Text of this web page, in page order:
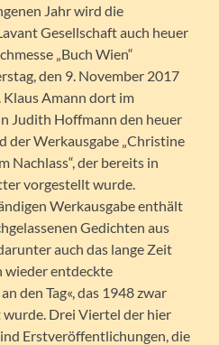
Jahr wird die
Gesellschaft auch heuer
„Buch Wien“
den 9. November 2017
Amann dort im
Judith Hoffmann den heuer
der Werkausgabe „Christine
Nachlass“, der bereits in
vorgestellt wurde.
Werkausgabe enthält
Gedichten aus
auch das lange Zeit
wieder entdeckte
den Tag«, das 1948 zwar
wurde. Drei Viertel der hier
Erstveröffentlichungen, die